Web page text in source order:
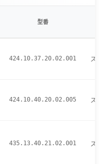
型番
424.10.37.20.02.001 ス
424.10.40.20.02.005 ス
435.13.40.21.02.001 ス